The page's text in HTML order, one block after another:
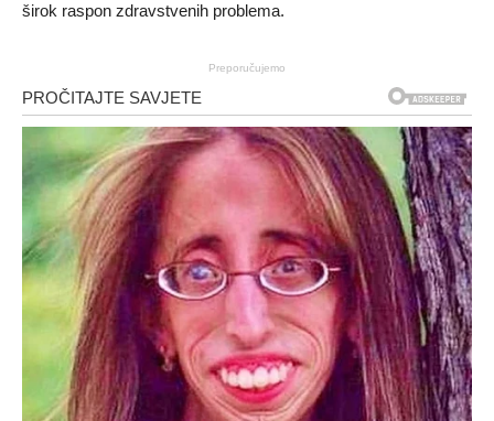
širok raspon zdravstvenih problema.
Preporučujemo